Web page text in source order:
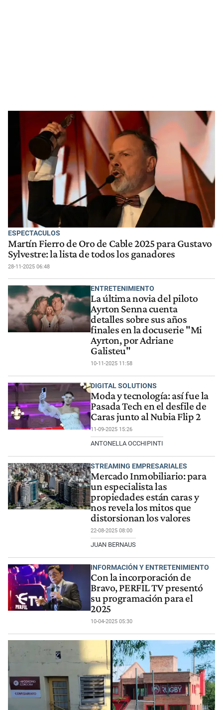
ESPECTACULOS
Martín Fierro de Oro de Cable 2025 para Gustavo
Sylvestre: la lista de todos los ganadores
28-11-2025 06:48
ENTRETENIMIENTO
La última novia del piloto
Ayrton Senna cuenta
detalles sobre sus años
finales en la docuserie "Mi
Ayrton, por Adriane
Galisteu"
10-11-2025 11:58
DIGITAL SOLUTIONS
Moda y tecnología: así fue la
Pasada Tech en el desfile de
Caras junto al Nubia Flip 2
11-09-2025 15:26
ANTONELLA OCCHIPINTI
STREAMING EMPRESARIALES
Mercado Inmobiliario: para
un especialista las
propiedades están caras y
nos revela los mitos que
distorsionan los valores
22-08-2025 08:00
JUAN BERNAUS
INFORMACIÓN Y ENTRETENIMIENTO
Con la incorporación de
Bravo, PERFIL TV presentó
su programación para el
2025
10-04-2025 05:30